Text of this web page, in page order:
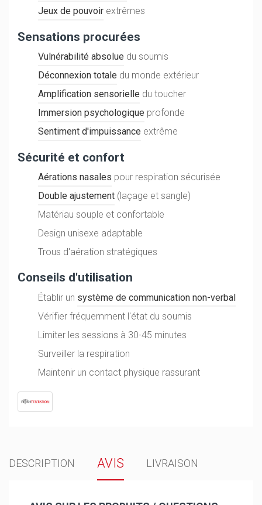
Jeux de pouvoir extrêmes
Sensations procurées
Vulnérabilité absolue du soumis
Déconnexion totale du monde extérieur
Amplification sensorielle du toucher
Immersion psychologique profonde
Sentiment d'impuissance extrême
Sécurité et confort
Aérations nasales pour respiration sécurisée
Double ajustement (laçage et sangle)
Matériau souple et confortable
Design unisexe adaptable
Trous d'aération stratégiques
Conseils d'utilisation
Établir un système de communication non-verbal
Vérifier fréquemment l'état du soumis
Limiter les sessions à 30-45 minutes
Surveiller la respiration
Maintenir un contact physique rassurant
DESCRIPTION AVIS LIVRAISON